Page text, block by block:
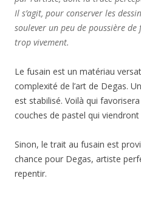
Il s’agit, pour conserver les
soulever un peu de poussière
trop vivement.
Le fusain est un matériau
complexité de l’art de Degas.
est stabilisé. Voilà qui
couches de pastel qui viendront
Sinon, le trait au fusain est
chance pour Degas, artiste
repentir.